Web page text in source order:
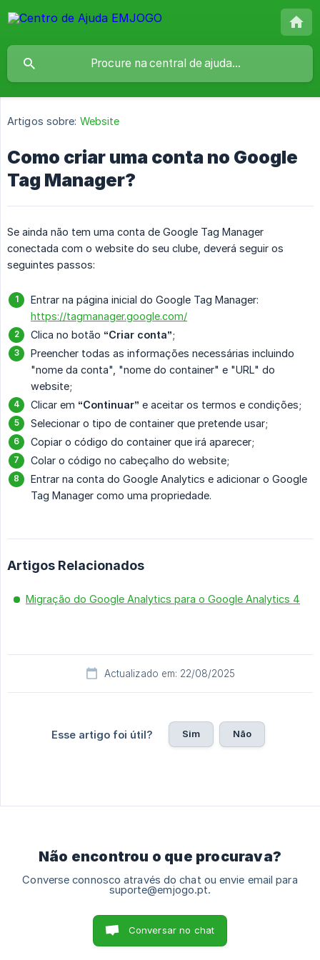
Artigos sobre: Website
Como criar uma conta no Google
Tag Manager?
Se ainda não tem uma conta de Google Tag Manager
conectada com o website do seu clube, deverá seguir os
seguintes passos:
Entrar na página inicial do Google Tag Manager:
https://tagmanager.google.com/
Clica no botão “Criar conta”;
Preencher todas as informações necessárias incluindo
"nome da conta", "nome do container" e "URL" do
website;
Clicar em “Continuar” e aceitar os termos e condições;
Selecionar o tipo de container que pretende usar;
Copiar o código do container que irá aparecer;
Colar o código no cabeçalho do website;
Entrar na conta do Google Analytics e adicionar o Google
Tag Manager como uma propriedade.
Artigos Relacionados
Migração do Google Analytics para o Google Analytics 4
Actualizado em: 22/08/2025
Esse artigo foi útil? Sim Não
Não encontrou o que procurava?
Converse connosco através do chat ou envie email para
suporte@emjogo.pt.
Conversar no chat